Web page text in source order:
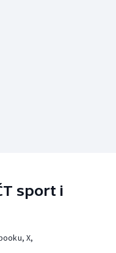
sport i
X,